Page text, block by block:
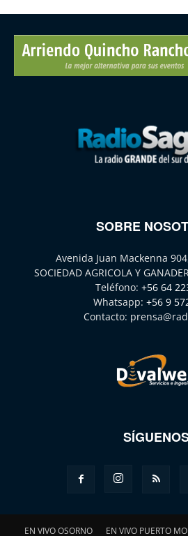
SOBRE
Avenida Juan Mackenna
SOCIEDAD AGRICOLA Y
Teléfono: +56 64
Whatsapp: +56 9
Contacto:
EN VIVO OSORNO EN VIVO PUERTO